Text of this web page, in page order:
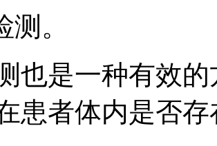
。
也是一种有效
患者体内是否